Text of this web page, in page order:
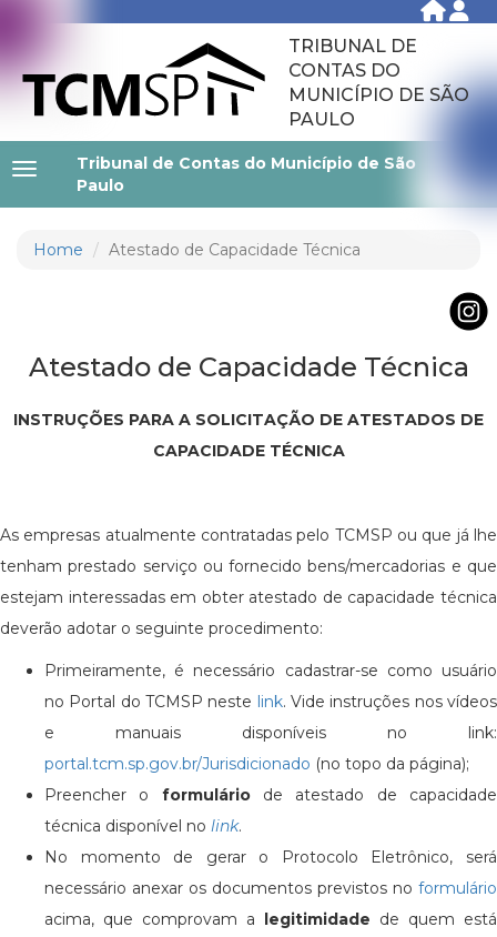
TRIBUNAL DE
CONTAS DO
MUNICÍPIO DE SÃO
PAULO
Tribunal de Contas do Município de São
Paulo
Home Atestado de Capacidade Técnica
Atestado de Capacidade Técnica
INSTRUÇÕES PARA A SOLICITAÇÃO DE ATESTADOS DE
CAPACIDADE TÉCNICA
As empresas atualmente contratadas pelo TCMSP ou que já lhe
tenham prestado serviço ou fornecido bens/mercadorias e que
estejam interessadas em obter atestado de capacidade técnica
deverão adotar o seguinte procedimento:
Primeiramente, é necessário cadastrar-se como usuário
no Portal do TCMSP neste link. Vide instruções nos vídeos
e manuais disponíveis no link:
portal.tcm.sp.gov.br/Jurisdicionado (no topo da página);
Preencher o formuláriode atestado de capacidade
técnica disponível no link.
No momento de gerar o Protocolo Eletrônico, será
necessário anexar os documentos previstos no formulário
acima, que comprovam a legitimidade de quem está